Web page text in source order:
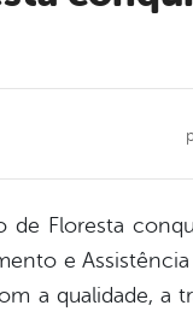
de Floresta
e
a qualidade, a